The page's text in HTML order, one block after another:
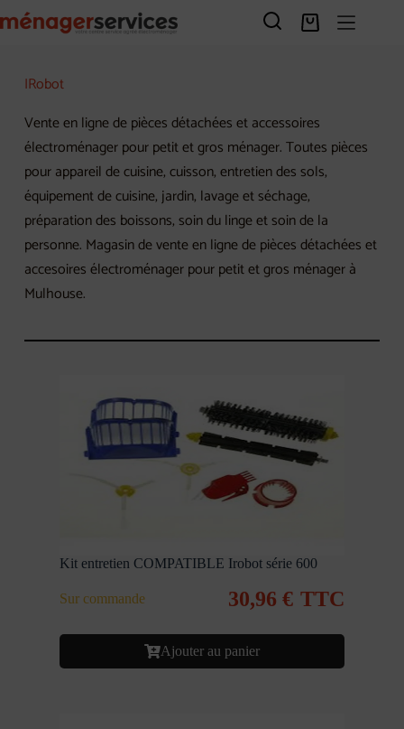
au
Panier
IRobot
Vente en ligne de pièces détachées et accessoires
électroménager pour petit et gros ménager. Toutes pièces
pour appareil de cuisine, cuisson, entretien des sols,
équipement de cuisine, jardin, lavage et séchage,
préparation des boissons, soin du linge et soin de la
personne. Magasin de vente en ligne de pièces détachées et
accesoires électroménager pour petit et gros ménager à
Mulhouse.
Kit entretien COMPATIBLE Irobot série 600
Sur commande 30,96 € TTC
Ajouter au panier